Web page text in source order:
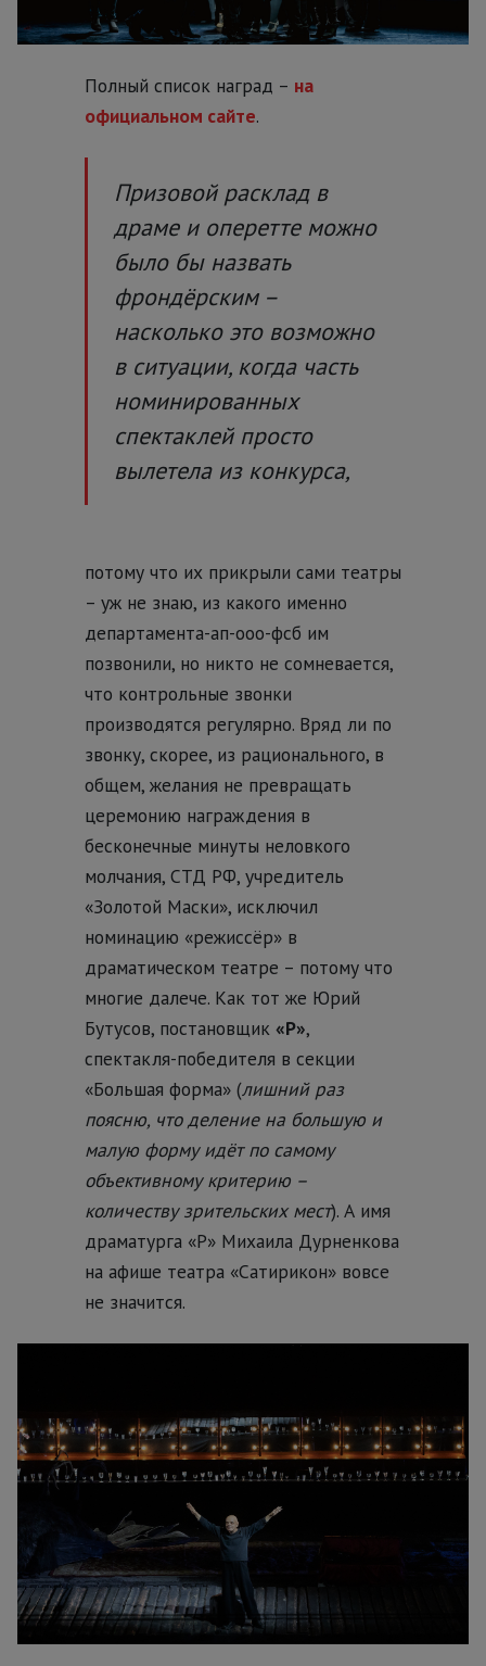
Полный список наград – на
официальном сайте.
Призовой расклад в
драме и оперетте можно
было бы назвать
фрондёрским –
насколько это возможно
в ситуации, когда часть
номинированных
спектаклей просто
вылетела из конкурса,
потому что их прикрыли сами театры
– уж не знаю, из какого именно
департамента-ап-ооо-фсб им
позвонили, но никто не сомневается,
что контрольные звонки
производятся регулярно. Вряд ли по
звонку, скорее, из рационального, в
общем, желания не превращать
церемонию награждения в
бесконечные минуты неловкого
молчания, СТД РФ, учредитель
«Золотой Маски», исключил
номинацию «режиссёр» в
драматическом театре – потому что
многие далече. Как тот же Юрий
Бутусов, постановщик «Р»,
спектакля-победителя в секции
«Большая форма» (лишний раз
поясню, что деление на большую и
малую форму идёт по самому
объективному критерию –
количеству зрительских мест). А имя
драматурга «Р» Михаила Дурненкова
на афише театра «Сатирикон» вовсе
не значится.